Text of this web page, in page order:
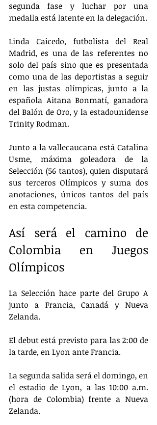
segunda fase y luchar por una
medalla está latente en la delegación.
Linda Caicedo, futbolista del Real
Madrid, es una de las referentes no
solo del país sino que es presentada
como una de las deportistas a seguir
en las justas olímpicas, junto a la
española Aitana Bonmatí, ganadora
del Balón de Oro, y la estadounidense
Trinity Rodman.
Junto a la vallecaucana está Catalina
Usme, máxima goleadora de la
Selección (56 tantos), quien disputará
sus terceros Olímpicos y suma dos
anotaciones, únicos tantos del país
en esta competencia.
Así será el camino de
Colombia en Juegos
Olímpicos
La Selección hace parte del Grupo A
junto a Francia, Canadá y Nueva
Zelanda.
El debut está previsto para las 2:00 de
la tarde, en Lyon ante Francia.
La segunda salida será el domingo, en
el estadio de Lyon, a las 10:00 a.m.
(hora de Colombia) frente a Nueva
Zelanda.